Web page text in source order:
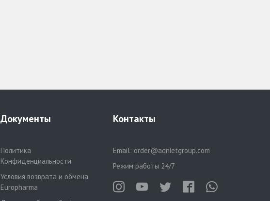
Документы
Политика
Конфиденциальности
Условия возврата и обмена
Europharma
Контакты
Email: order@aqnietgroup.com
Режим работы 24/7